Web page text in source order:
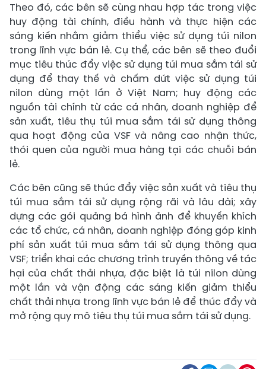
Theo đó, các bên sẽ cùng nhau hợp tác trong việc
huy động tài chính, điều hành và thực hiện các
sáng kiến ​​nhằm giảm thiểu việc sử dụng túi nilon
trong lĩnh vực bán lẻ. Cụ thể, các bên sẽ theo đuổi
mục tiêu thúc đẩy việc sử dụng túi mua sắm tái sử
dụng để thay thế và chấm dứt việc sử dụng túi
nilon dùng một lần ở Việt Nam; huy động các
nguồn tài chính từ các cá nhân, doanh nghiệp để
sản xuất, tiêu thụ túi mua sắm tái sử dụng thông
qua hoạt động của VSF và nâng cao nhận thức,
thói quen của người mua hàng tại các chuỗi bán
lẻ.
Các bên cũng sẽ thúc đẩy việc sản xuất và tiêu thụ
túi mua sắm tái sử dụng rộng rãi và lâu dài; xây
dựng các gói quảng bá hình ảnh để khuyến khích
các tổ chức, cá nhân, doanh nghiệp đóng góp kinh
phí sản xuất túi mua sắm tái sử dụng thông qua
VSF; triển khai các chương trình truyền thông về tác
hại của chất thải nhựa, đặc biệt là túi nilon dùng
một lần và vận động các sáng kiến ​​giảm thiểu
chất thải nhựa trong lĩnh vực bán lẻ để thúc đẩy và
mở rộng quy mô tiêu thụ túi mua sắm tái sử dụng.